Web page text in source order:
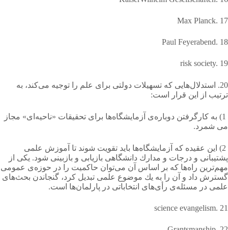
Max Planck. 17
Paul Feyerabend. 18
risk society. 19
20. استدلال‌هایی كه تسهیلات دولتی برای علم را توجیه می‌کند، به
ترتیب از این قرار است:
1) به كارگرفتن دوباره‌ی آزمایشگاه‌ها برای تحقیقات «ناحیه‌ای» مجاز
می شمرد.
2) این عقیده كه آزمایشگاه‌ها باید تقویت شوند تا آموزش علمی
پشتیبانی و درجات و مدارك دانشگاهی بازیابی و بازبینی شود. یكی از
مهم‌ترین راه‌ها كه بر اساس آن می‌توان حاكمیت را در حوزه‌ی عمومی
گسترش داد و آن را به یك موضوع علمی تبدیل كرد، گنجاندن بحث‌های
علمی در مسئله‌ی رأی‌های انتخاباتی در پارلمان‌ها است.
science evangelism. 21